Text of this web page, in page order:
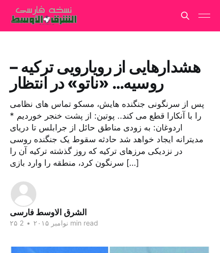
هشدارهایی از رویارویی ترکیه –
روسیه… «ناتو» در انتظار
پس از سرنگونی جنگنده هایش، مسکو تماس های نظامی
را با آنکارا قطع می کند.. پوتین: از پشت خنجر خوردیم *
اردوغان: به زودی مناطق حائل از جرابلس تا دریای
مدیترانه ایجاد خواهد شد حادثه سقوط یک جنگنده روسی
در نزدیکی مرزهای ترکیه که روز گذشته ترکیه آن را
سرنگون کرد، منطقه را وارد بازی […]
الشرق الاوسط فارسی
۲۵ نوامبر ۲۰۱۵ • 2 min read